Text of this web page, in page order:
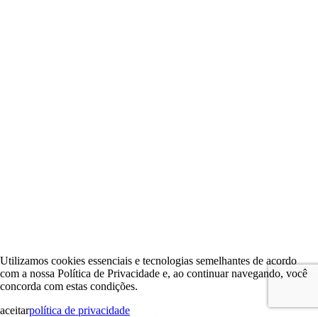
Utilizamos cookies essenciais e tecnologias semelhantes de acordo
com a nossa Política de Privacidade e, ao continuar navegando, você
concorda com estas condições.
aceitarpolítica de privacidade